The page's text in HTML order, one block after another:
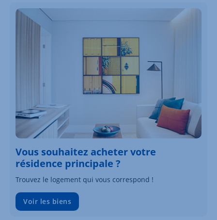
Vous souhaitez acheter votre
résidence principale ?
Trouvez le logement qui vous correspond !
Voir les biens